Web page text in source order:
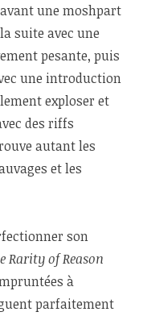
une moshpart
suite avec une
pesante, puis
une introduction
exploser et
des riffs
autant les
et les
son
Rarity of Reason
à
parfaitement